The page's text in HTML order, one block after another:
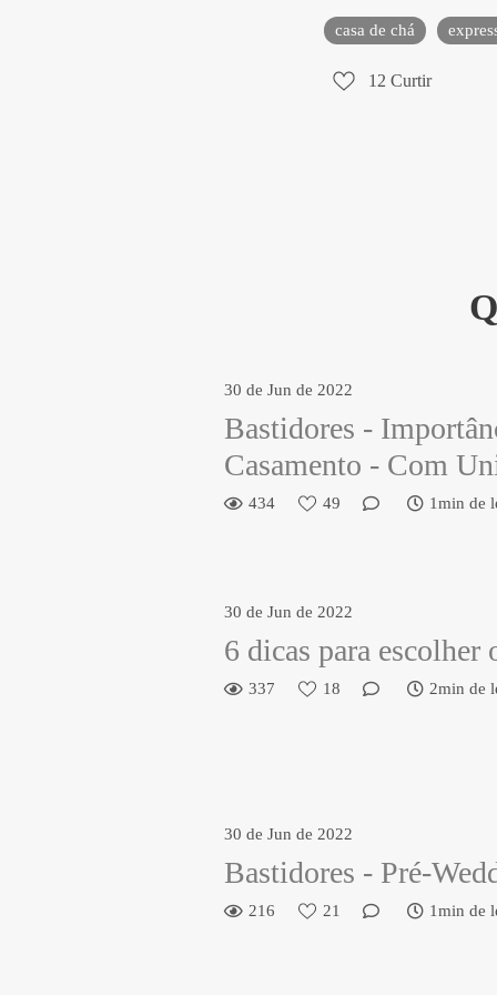
casa de chá
12 Curtir
30 de Jun de 2022
Bastidores -
Casamento - Com
434 49 1min de
30 de Jun de 2022
6 dicas para
337 18 2min de
30 de Jun de 2022
Bastidores - Pré-
216 21 1min de